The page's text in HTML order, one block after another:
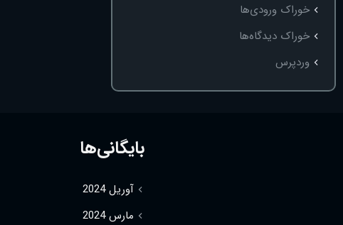
خوراک ورودی‌ها
خوراک دیدگاه‌ها
وردپرس
بایگانی‌ها
آوریل 2024
مارس 2024